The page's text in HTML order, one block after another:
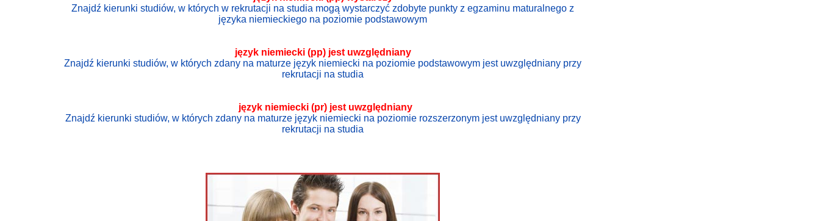
Znajdź kierunki studiów, w których w rekrutacji na studia mogą wystarczyć zdobyte punkty z egzaminu maturalnego z
języka niemieckiego na poziomie podstawowym
język niemiecki (pp) jest uwzględniany
Znajdź kierunki studiów, w których zdany na maturze język niemiecki na poziomie podstawowym jest uwzględniany przy
rekrutacji na studia
język niemiecki (pr) jest uwzględniany
Znajdź kierunki studiów, w których zdany na maturze język niemiecki na poziomie rozszerzonym jest uwzględniany przy
rekrutacji na studia